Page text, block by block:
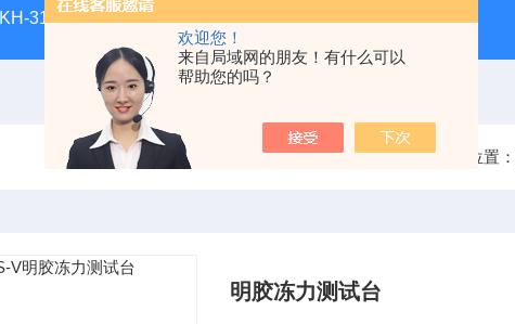
欢迎您！
来自局域网的朋友！有什么可以
帮助您的吗？
KH-3100新型全能型薄层色谱扫描仪
当前位置：
明胶冻力测试台